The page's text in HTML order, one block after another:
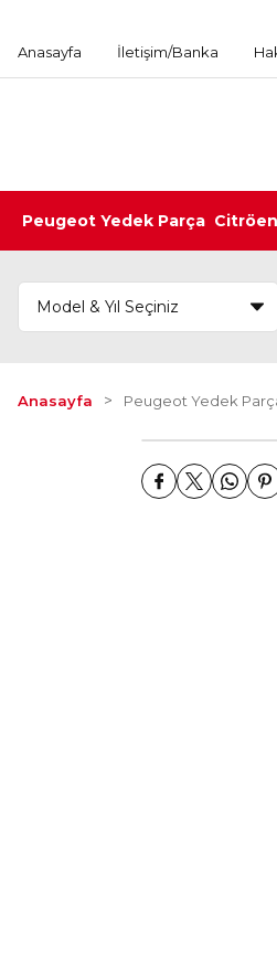
Anasayfa İletişim/Banka
Peugeot Yedek Parça
Anasayfa Peugeot Yedek